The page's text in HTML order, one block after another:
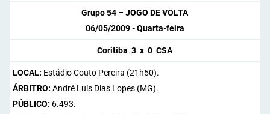
Grupo 54 – JOGO DE VOLTA
06/05/2009 - Quarta-feira
Coritiba 3 x 0 CSA
LOCAL: Estádio Couto Pereira (21h50).
ÁRBITRO: André Luís Dias Lopes (MG).
PÚBLICO: 6.493.